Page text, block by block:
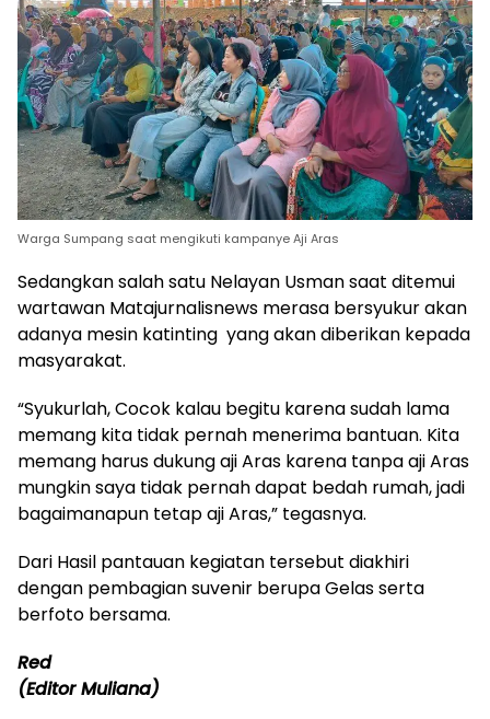
Warga Sumpang saat mengikuti kampanye Aji Aras
Sedangkan salah satu Nelayan Usman saat ditemui
wartawan Matajurnalisnews merasa bersyukur akan
adanya mesin katinting yang akan diberikan kepada
masyarakat.
“Syukurlah, Cocok kalau begitu karena sudah lama
memang kita tidak pernah menerima bantuan. Kita
memang harus dukung aji Aras karena tanpa aji Aras
mungkin saya tidak pernah dapat bedah rumah, jadi
bagaimanapun tetap aji Aras,” tegasnya.
Dari Hasil pantauan kegiatan tersebut diakhiri
dengan pembagian suvenir berupa Gelas serta
berfoto bersama.
Red
(Editor Muliana)